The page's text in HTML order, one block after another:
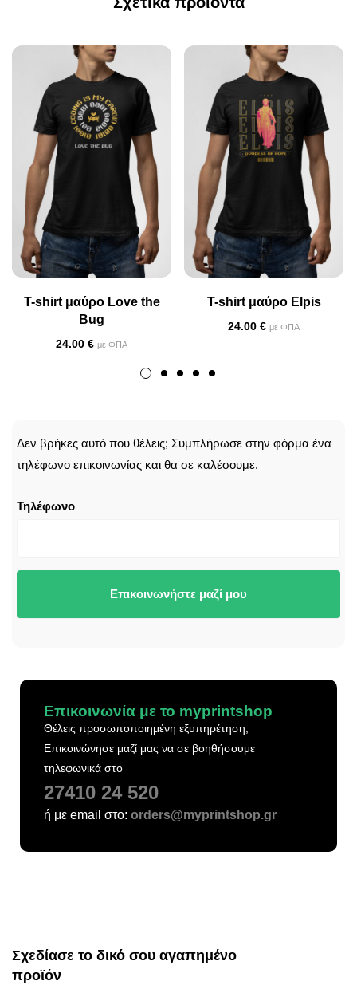
T-shirt μαύρο Love the
Bug
24.00 € με ΦΠΑ
T-shirt μαύρο Elpis
24.00 € με ΦΠΑ
Δεν βρήκες αυτό που θέλεις; Συμπλήρωσε στην φόρμα ένα
τηλέφωνο επικοινωνίας και θα σε καλέσουμε.
Τηλέφωνο
Επικοινωνήστε μαζί μου
Επικοινωνία με το myprintshop
Θέλεις προσωποποιημένη εξυπηρέτηση;
Επικοινώνησε μαζί μας να σε βοηθήσουμε
τηλεφωνικά στο
27410 24 520
ή με email στο: orders@myprintshop.gr
Σχεδίασε το δικό σου αγαπημένο
προϊόν